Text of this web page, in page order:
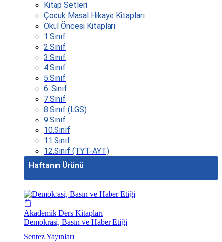
Kitap Setleri
Çocuk Masal Hikaye Kitapları
Okul Öncesi Kitapları
1.Sınıf
2.Sınıf
3.Sınıf
4.Sınıf
5.Sınıf
6..Sınıf
7.Sınıf
8.Sınıf (LGS)
9.Sınıf
10.Sınıf
11.Sınıf
12.Sınıf (TYT-AYT)
Haftanın Ürünü
Akademik Ders Kitapları
Demokrasi, Basın ve Haber Etiği
Sentez Yayınları